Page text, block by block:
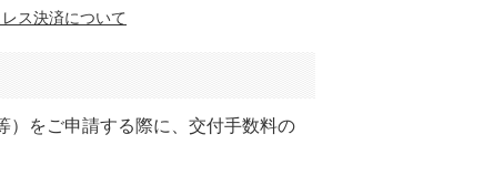
ス決済について
）をご申請する際に、交付手数料の